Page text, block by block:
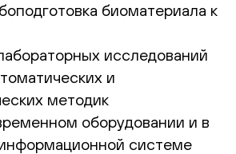
биоматериала к
исследований
и
методик
оборудовании и в
системе